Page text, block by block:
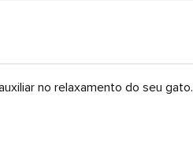
no relaxamento do seu gato.